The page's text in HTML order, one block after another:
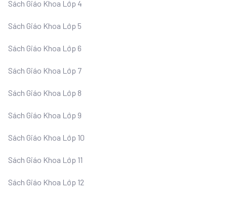
Sách Giáo Khoa Lớp 4
Sách Giáo Khoa Lớp 5
Sách Giáo Khoa Lớp 6
Sách Giáo Khoa Lớp 7
Sách Giáo Khoa Lớp 8
Sách Giáo Khoa Lớp 9
Sách Giáo Khoa Lớp 10
Sách Giáo Khoa Lớp 11
Sách Giáo Khoa Lớp 12